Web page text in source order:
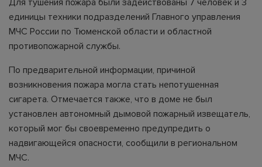
Для тушения пожара были задействованы 7 человек и 3
единицы техники подразделений Главного управления
МЧС России по Тюменской области и областной
противопожарной службы.
По предварительной информации, причиной
возникновения пожара могла стать непотушенная
сигарета. Отмечается также, что в доме не был
установлен автономный дымовой пожарный извещатель,
который мог бы своевременно предупредить о
надвигающейся опасности, сообщили в региональном
МЧС.